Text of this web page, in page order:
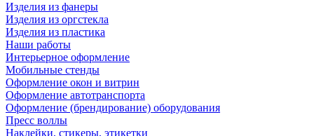
Изделия из фанеры
Изделия из оргстекла
Изделия из пластика
Наши работы
Интерьерное оформление
Мобильные стенды
Оформление окон и витрин
Оформление автотранспорта
Оформление (брендирование) оборудования
Пресс воллы
Наклейки, стикеры, этикетки